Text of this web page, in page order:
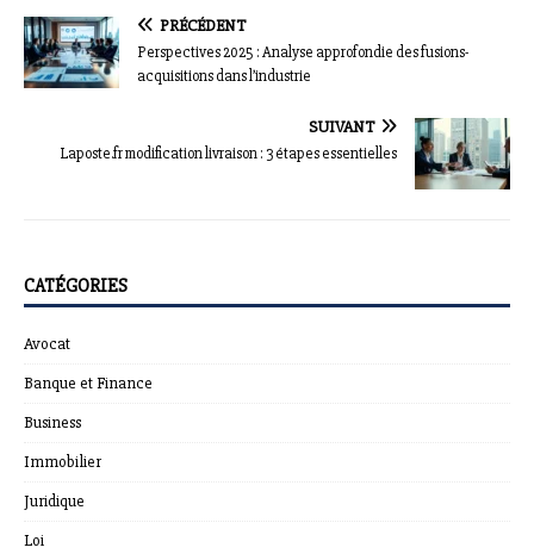
PRÉCÉDENT
Perspectives 2025 : Analyse approfondie des fusions-
acquisitions dans l’industrie
SUIVANT
Laposte.fr modification livraison : 3 étapes essentielles
CATÉGORIES
Avocat
Banque et Finance
Business
Immobilier
Juridique
Loi